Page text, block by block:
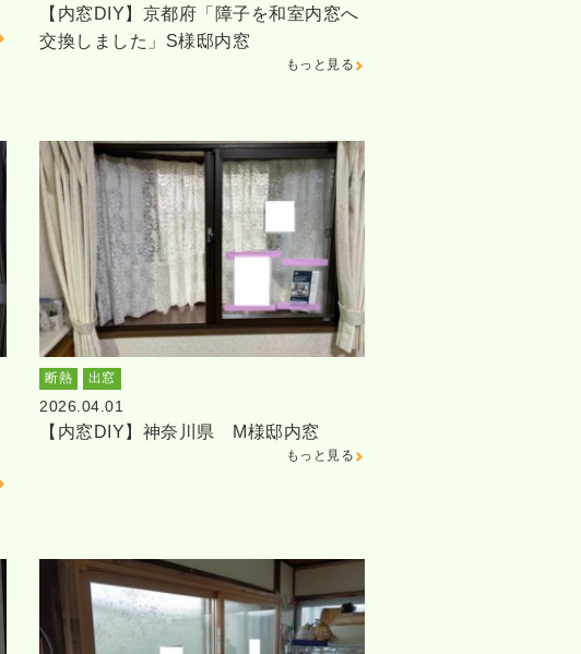
【内窓DIY】京都府「障子を和室内窓へ
交換しました」S様邸内窓
もっと見る
断熱 出窓
2026.04.01
【内窓DIY】神奈川県 M様邸内窓
もっと見る